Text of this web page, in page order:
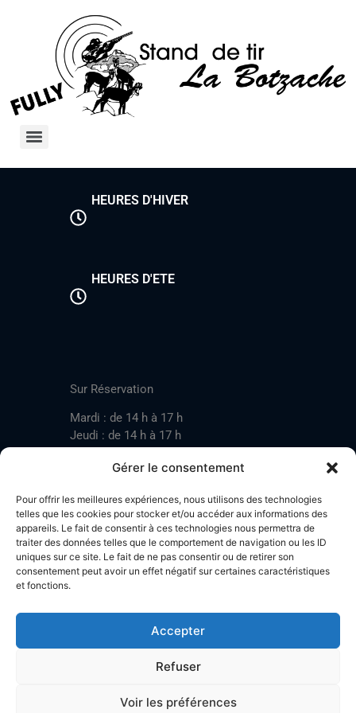
Gérer le consentement
Pour offrir les meilleures expériences, nous utilisons des technologies
telles que les cookies pour stocker et/ou accéder aux informations des
appareils. Le fait de consentir à ces technologies nous permettra de
traiter des données telles que le comportement de navigation ou les ID
uniques sur ce site. Le fait de ne pas consentir ou de retirer son
consentement peut avoir un effet négatif sur certaines caractéristiques
et fonctions.
Accepter
Refuser
Voir les préférences
HEURES D'HIVER
HEURES D'ETE
Sur Réservation
Mardi : de 14 h à 17 h
Jeudi : de 14 h à 17 h
Mardi : de 17 h à 20 h
Jeudi : de 17 h à 20 h
Samedi : de 14 h à 17 h
Stand de tir LA BOTZACHE
Près de Mazembroz
Tel: +41 (0)79 220 41 69
Plan d'accès